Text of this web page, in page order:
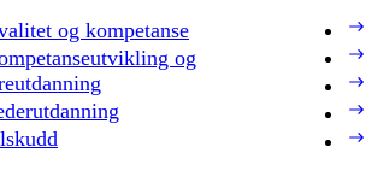
og kompetanse
og